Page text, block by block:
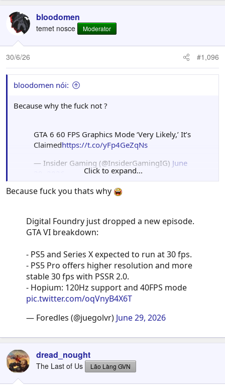
bloodomen
temet nosce Moderator
30/6/26 #1,096
bloodomen nói:
Because why the fuck not ?
GTA 6 60 FPS Graphics Mode ‘Very Likely,’ It’s
Claimedhttps://t.co/yFp4GeZqNs
— Insider Gaming (@InsiderGamingIG) June
Click to expand...
Because fuck you thats why
Digital Foundry just dropped a new episode.
GTA VI breakdown:
- PS5 and Series X expected to run at 30 fps.
- PS5 Pro offers higher resolution and more
stable 30 fps with PSSR 2.0.
- Hopium: 120Hz support and 40FPS mode
pic.twitter.com/oqVnyB4X6T
— Foredles (@juegolvr) June 29, 2026
dread_nought
The Last of Us Lão Làng GVN